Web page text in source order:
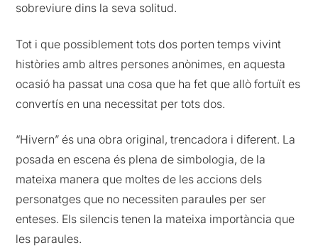
sobreviure dins la seva solitud.
Tot i que possiblement tots dos porten temps vivint
històries amb altres persones anònimes, en aquesta
ocasió ha passat una cosa que ha fet que allò fortuït es
convertís en una necessitat per tots dos.
“Hivern” és una obra original, trencadora i diferent. La
posada en escena és plena de simbologia, de la
mateixa manera que moltes de les accions dels
personatges que no necessiten paraules per ser
enteses. Els silencis tenen la mateixa importància que
les paraules.